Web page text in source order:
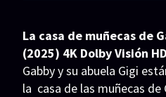
SERIES
Series 1080p
Series 720p
La casa de muñecas de
(2025) 4K Dolby Visión
Gabby y su abuela Gigi
la casa de las muñecas de